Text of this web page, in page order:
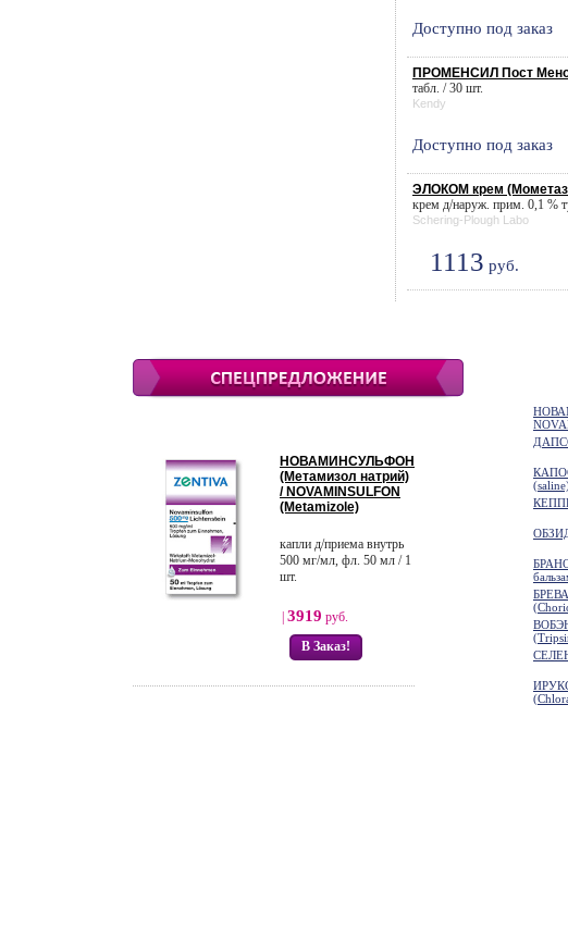
Доступно под заказ
ПРОМЕНСИЛ Пост
табл. / 30 шт.
Kendy
Доступно под заказ
ЭЛОКОМ крем
крем д/наруж. прим. 0,1 %
Schering-Plough Labo
1113 руб.
НОВАМИНСУЛЬФОН
(Метамизол натрий)
/ NOVAMINSULFON
(Metamizole)
капли д/приема внутрь
500 мг/мл, фл. 50 мл / 1
шт.
3919 руб.
В Заказ!